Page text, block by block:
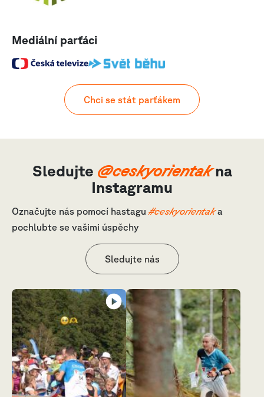
Mediální parťáci
Chci se stát parťákem
Sledujte @ceskyorientakna
Instagramu
Označujte nás pomocí hastagu #ceskyorientaka
pochlubte se vašimi úspěchy
Sledujte nás